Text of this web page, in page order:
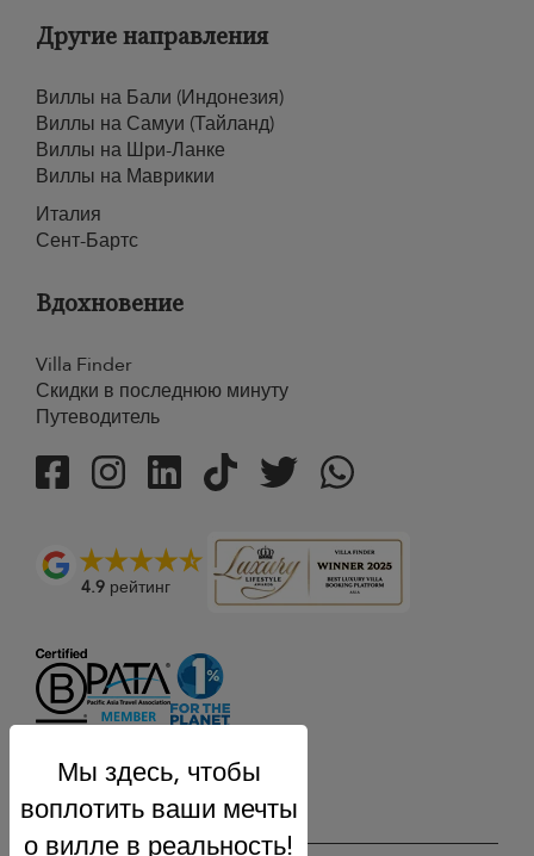
Другие направления
Виллы на Бали (Индонезия)
Виллы на Самуи (Тайланд)
Виллы на Шри-Ланке
Виллы на Маврикии
Италия
Сент-Бартс
Вдохновение
Villa Finder
Скидки в последнюю минуту
Путеводитель
4.9 рейтинг